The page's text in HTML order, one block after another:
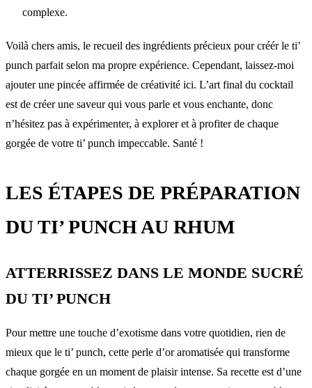
complexe.
Voilà chers amis, le recueil des ingrédients précieux pour créér le ti’
punch parfait selon ma propre expérience. Cependant, laissez-moi
ajouter une pincée affirmée de créativité ici. L’art final du cocktail
est de créer une saveur qui vous parle et vous enchante, donc
n’hésitez pas à expérimenter, à explorer et à profiter de chaque
gorgée de votre ti’ punch impeccable. Santé !
LES ÉTAPES DE PRÉPARATION
DU TI’ PUNCH AU RHUM
ATTERRISSEZ DANS LE MONDE SUCRÉ
DU TI’ PUNCH
Pour mettre une touche d’exotisme dans votre quotidien, rien de
mieux que le ti’ punch, cette perle d’or aromatisée qui transforme
chaque gorgée en un moment de plaisir intense. Sa recette est d’une